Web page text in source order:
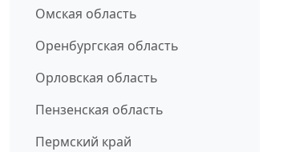
Омская область
Оренбургская область
Орловская область
Пензенская область
Пермский край